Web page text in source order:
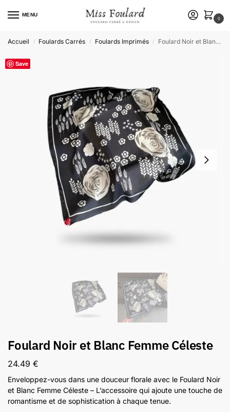
MENU
0
Accueil / Foulards Carrés / Foulards Imprimés / Foulard Noir et Blanc Femme Céleste
Save
Foulard Noir et Blanc Femme Céleste
24.49 €
Enveloppez-vous dans une douceur florale avec le Foulard Noir
et Blanc Femme Céleste – L’accessoire qui ajoute une touche de
romantisme et de sophistication à chaque tenue.